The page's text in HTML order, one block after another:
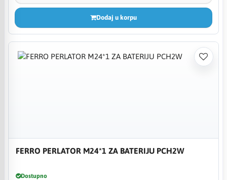
Dodaj u korpu
FERRO PERLATOR M24*1 ZA BATERIJU PCH2W
Dostupno